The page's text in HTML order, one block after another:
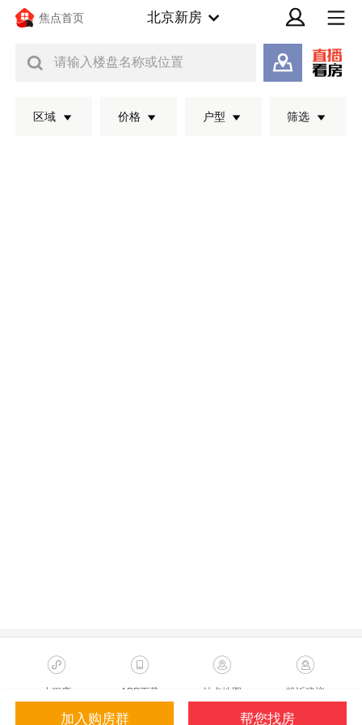
焦点首页 北京新房
请输入楼盘名称或位置
区域 价格 户型 筛选
加入购房群 帮您找房
小程序 APP下载 站点地图 投诉建议